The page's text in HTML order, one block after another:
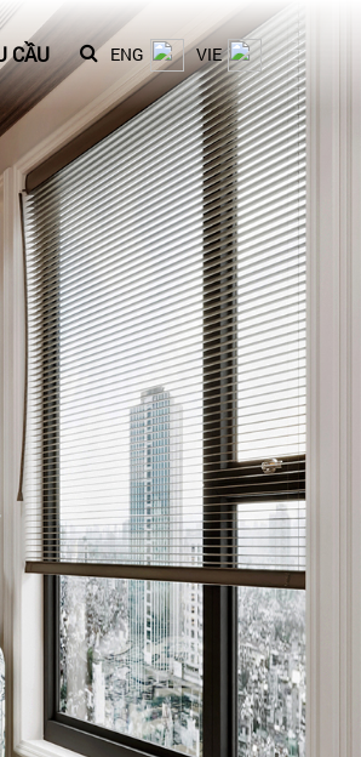
CẦU ENG VIE